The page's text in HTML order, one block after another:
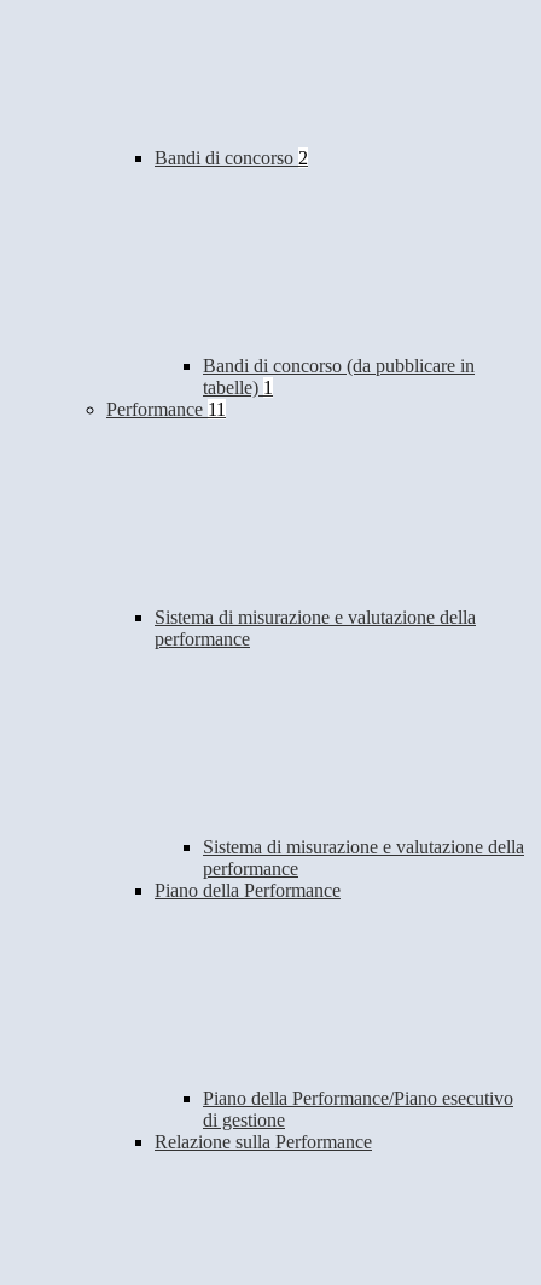
Bandi di concorso 2
Bandi di concorso (da pubblicare in
tabelle) 1
Performance 11
Sistema di misurazione e valutazione della
performance
Sistema di misurazione e valutazione della
performance
Piano della Performance
Piano della Performance/Piano esecutivo
di gestione
Relazione sulla Performance